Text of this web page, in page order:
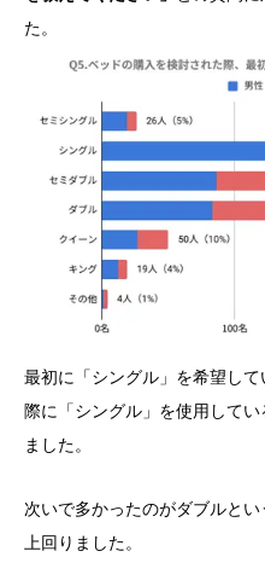
た。
最初に「シングル」を希望し
際に「シングル」を使用して
ました。
次いで多かったのがダブルと
上回りました。